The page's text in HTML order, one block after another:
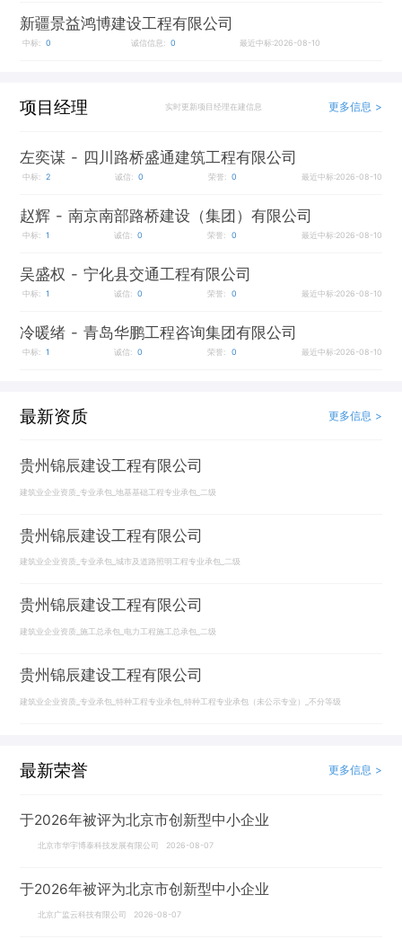
新疆景益鸿博建设工程有限公司
中标: 0 诚信信息: 0 最近中标:2026-08-10
项目经理 实时更新项目经理在建信息 更多信息 >
左奕谋 - 四川路桥盛通建筑工程有限公司
中标: 2 诚信: 0 荣誉: 0 最近中标:2026-08-10
赵辉 - 南京南部路桥建设（集团）有限公司
中标: 1 诚信: 0 荣誉: 0 最近中标:2026-08-10
吴盛权 - 宁化县交通工程有限公司
中标: 1 诚信: 0 荣誉: 0 最近中标:2026-08-10
冷暖绪 - 青岛华鹏工程咨询集团有限公司
中标: 1 诚信: 0 荣誉: 0 最近中标:2026-08-10
最新资质 更多信息 >
贵州锦辰建设工程有限公司
建筑业企业资质_专业承包_地基基础工程专业承包_二级
贵州锦辰建设工程有限公司
建筑业企业资质_专业承包_城市及道路照明工程专业承包_二级
贵州锦辰建设工程有限公司
建筑业企业资质_施工总承包_电力工程施工总承包_二级
贵州锦辰建设工程有限公司
建筑业企业资质_专业承包_特种工程专业承包_特种工程专业承包（未公示专业）_不分等级
最新荣誉 更多信息 >
于2026年被评为北京市创新型中小企业
北京市华宇博泰科技发展有限公司 2026-08-07
于2026年被评为北京市创新型中小企业
北京广监云科技有限公司 2026-08-07